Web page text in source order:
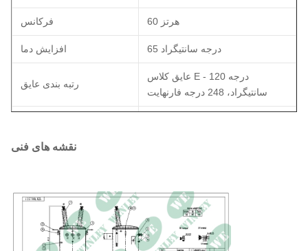
فرکانس 60 هرتز
افزایش دما 65 درجه سانتیگراد
رتبه بندی عایق
عایق کلاس E - 120 درجه
سانتیگراد، 248 درجه فارنهایت
جنس سیم پیچ
رتبه بندی دمای محیط 40 درجه سانتیگراد
نقشه های فنی